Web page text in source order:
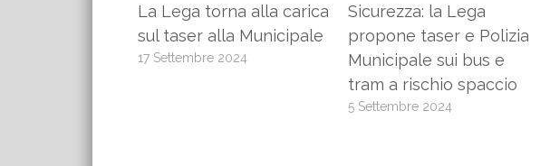
La Lega torna alla carica
sul taser alla Municipale
17 Settembre 2024
Sicurezza: la Lega
propone taser e Polizia
Municipale sui bus e
tram a rischio spaccio
5 Settembre 2024